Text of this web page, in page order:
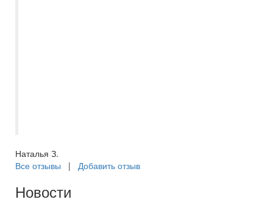
Наталья З.
Все отзывы | Добавить отзыв
Новости